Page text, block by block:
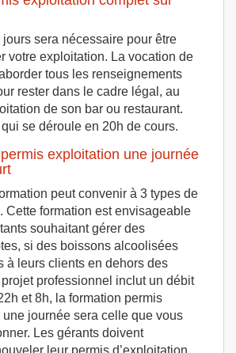
jours sera nécessaire pour être
votre exploitation. La vocation de
tous les renseignements
rester dans le cadre légal, au
de son bar ou restaurant.
qui se déroule en 20h de cours.
exploitation une journée
peut convenir à 3 types de
Cette formation est envisageable
souhaitant gérer des
si des boissons alcoolisées
à leurs clients en dehors des
professionnel inclut un débit
et 8h, la formation permis
journée sera celle que vous
Les gérants doivent
leur permis d’exploitation